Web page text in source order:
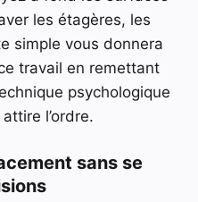
les étagères, les
simple vous donnera
travail en remettant
psychologique
l’ordre.
sans se